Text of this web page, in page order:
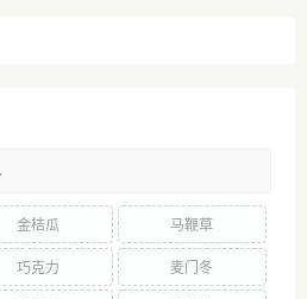
金桔瓜 马鞭草
巧克力 麦门冬